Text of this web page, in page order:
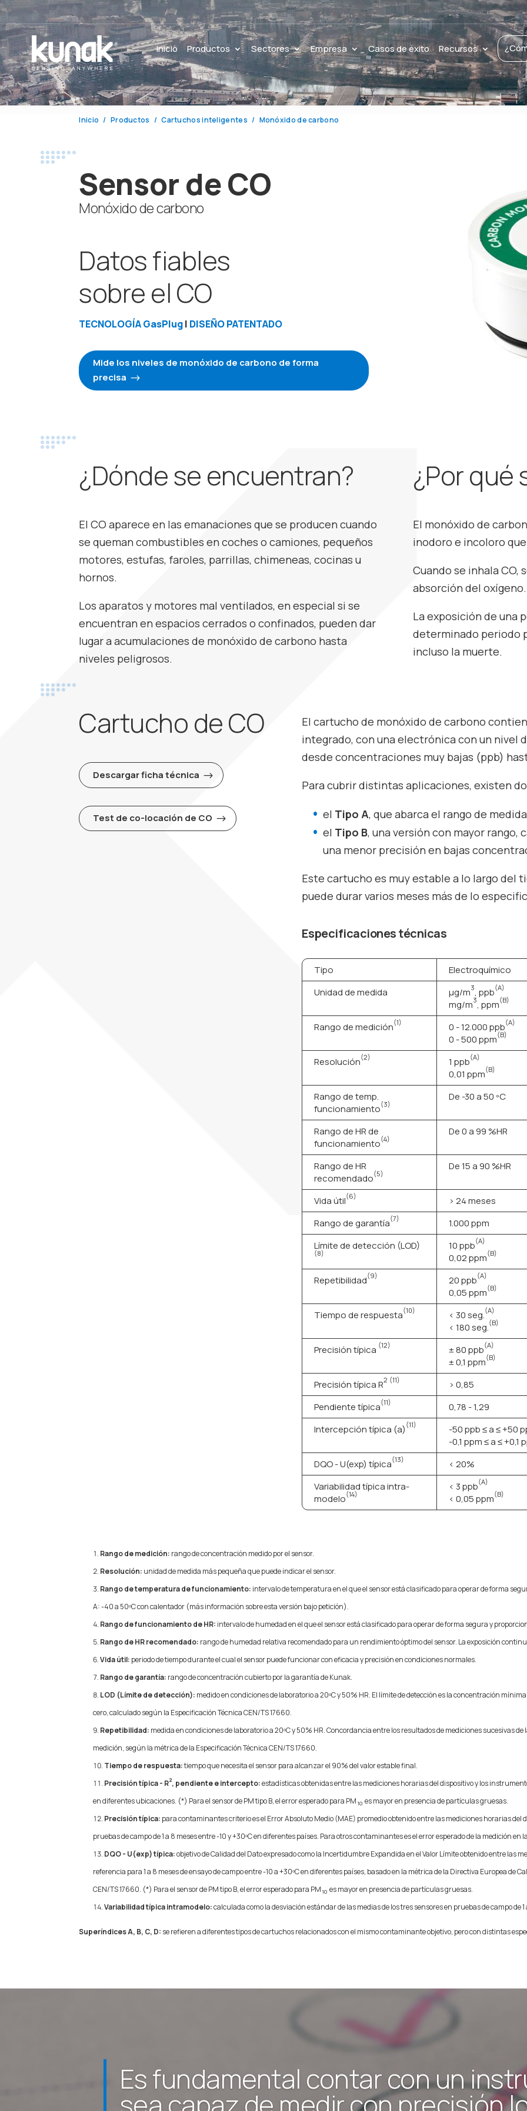
Inicio Productos Sectores Empresa Casos de éxito Recursos
Inicio Productos Cartuchos inteligentes Monóxido de carbono
Sensor de CO
Monóxido de carbono
Datos fiables
sobre el CO
TECNOLOGÍA GasPlug| DISEÑO PATENTADO
Mide los niveles de monóxido de carbono de forma
precisa
¿Dónde se encuentran?
El CO aparece en las emanaciones que se producen cuando
se queman combustibles en coches o camiones, pequeños
motores, estufas, faroles, parrillas, chimeneas, cocinas u
hornos.
Los aparatos y motores mal ventilados, en especial si se
encuentran en espacios cerrados o confinados, pueden dar
lugar a acumulaciones de monóxido de carbono hasta
niveles peligrosos.
¿Por qué
El monóxido de
inodoro e incoloro
Cuando se inhala CO,
absorción del oxígeno.
La exposición de una
determinado periodo
incluso la muerte.
Cartucho de CO
Descargar ficha técnica
Test de co-locación de CO
El cartucho de monóxido de carbono
integrado, con una electrónica con un nivel
desde concentraciones muy bajas (ppb)
Para cubrir distintas aplicaciones, existen
el Tipo A, que abarca el rango de
el Tipo B, una versión con mayor rango,
una menor precisión en bajas
Este cartucho es muy estable a lo largo del
puede durar varios meses más de lo
Especificaciones técnicas
Tipo
Electroquímico
Unidad de medida
µg/m3, ppb(A)
mg/m3, ppm(B)
Rango de medición(1) 0 - 12.000 ppb(A)
0 - 500 ppm(B)
Resolución(2) 1 ppb(A)
0,01 ppm(B)
Rango de temp.
funcionamiento(3)
De -30 a 50 ºC
Rango de HR de
funcionamiento(4)
De 0 a 99 %HR
Rango de HR
recomendado(5)
De 15 a 90 %HR
Vida útil(6)
> 24 meses
Rango de garantía(7)
1.000 ppm
Límite de detección (LOD)
(8)
10 ppb(A)
0,02 ppm(B)
Repetibilidad(9) 20 ppb(A)
0,05 ppm(B)
Tiempo de respuesta(10) < 30 seg.(A)
< 180 seg.(B)
Precisión típica (12) ± 80 ppb(A)
± 0,1 ppm(B)
Precisión típica R2 (11)
> 0,85
Pendiente típica(11)
0,78 - 1,29
Intercepción típica (a) (11) -50 ppb ≤ a ≤ +50
-0,1 ppm ≤ a ≤ +0,1
DQO - U(exp) típica(13)
< 20%
Variabilidad típica intra-
modelo(14)
< 3 ppb(A)
< 0,05 ppm(B)
Rango de medición: rango de concentración medido por el sensor.
Resolución: unidad de medida más pequeña que puede indicar el sensor.
Rango de temperatura de funcionamiento: intervalo de temperatura en el que el sensor está clasificado para operar de forma
A: -40 a 50ºC con calentador (más información sobre esta versión bajo petición).
Rango de funcionamiento de HR: intervalo de humedad en el que el sensor está clasificado para operar de forma segura y
Rango de HR recomendado: rango de humedad relativa recomendado para un rendimiento óptimo del sensor. La exposición
Vida útil: periodo de tiempo durante el cual el sensor puede funcionar con eficacia y precisión en condiciones normales.
Rango de garantía: rango de concentración cubierto por la garantía de Kunak.
LOD (Límite de detección): medido en condiciones de laboratorio a 20ºC y 50% HR. El límite de detección es la concentración
cero, calculado según la Especificación Técnica CEN/TS 17660.
Repetibilidad: medida en condiciones de laboratorio a 20ºC y 50% HR. Concordancia entre los resultados de mediciones sucesivas
medición, según la métrica de la Especificación Técnica CEN/TS 17660.
Tiempo de respuesta:tiempo que necesita el sensor para alcanzar el 90% del valor estable final.
Precisión típica - R2, pendiente e intercepto:estadísticas obtenidas entre las mediciones horarias del dispositivo y los
en diferentes ubicaciones. (*) Para el sensor de PM tipo B, el error esperado para PM 10 es mayor en presencia de partículas gruesas.
Precisión típica: para contaminantes criterio es el Error Absoluto Medio (MAE) promedio obtenido entre las mediciones horarias
pruebas de campo de 1 a 8 meses entre -10 y +30ºC en diferentes países. Para otros contaminantes es el error esperado de la medición en
DQO - U(exp) típica:objetivo de Calidad del Dato expresado como la Incertidumbre Expandida en el Valor Límite obtenido entre las
referencia para 1 a 8 meses de ensayo de campo entre -10 a +30ºC en diferentes países, basado en la métrica de la Directiva Europea de
CEN/TS 17660. (*) Para el sensor de PM tipo B, el error esperado para PM 10 es mayor en presencia de partículas gruesas.
Variabilidad típica intramodelo:calculada como la desviación estándar de las medias de los tres sensores en pruebas de campo de
Superíndices A, B, C, D: se refieren a diferentes tipos de cartuchos relacionados con el mismo contaminante objetivo, pero con distintas
Es fundamental contar con un